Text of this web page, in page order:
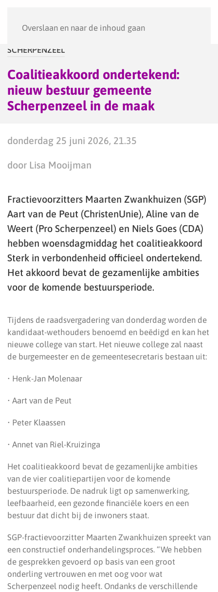
Overslaan en naar de inhoud gaan
SCHERPENZEEL
Coalitieakkoord ondertekend:
nieuw bestuur gemeente
Scherpenzeel in de maak
donderdag 25 juni 2026, 21.35
door Lisa Mooijman
Fractievoorzitters Maarten Zwankhuizen (SGP)
Aart van de Peut (ChristenUnie), Aline van de
Weert (Pro Scherpenzeel) en Niels Goes (CDA)
hebben woensdagmiddag het coalitieakkoord
Sterk in verbondenheid officieel ondertekend.
Het akkoord bevat de gezamenlijke ambities
voor de komende bestuursperiode.
Tijdens de raadsvergadering van donderdag worden de
kandidaat-wethouders benoemd en beëdigd en kan het
nieuwe college van start. Het nieuwe college zal naast
de burgemeester en de gemeentesecretaris bestaan uit:
• Henk-Jan Molenaar
• Aart van de Peut
• Peter Klaassen
• Annet van Riel-Kruizinga
Het coalitieakkoord bevat de gezamenlijke ambities
van de vier coalitiepartijen voor de komende
bestuursperiode. De nadruk ligt op samenwerking,
leefbaarheid, een gezonde financiële koers en een
bestuur dat dicht bij de inwoners staat.
SGP-fractievoorzitter Maarten Zwankhuizen spreekt van
een constructief onderhandelingsproces. “We hebben
de gesprekken gevoerd op basis van een groot
onderling vertrouwen en met oog voor wat
Scherpenzeel nodig heeft. Ondanks de verschillende